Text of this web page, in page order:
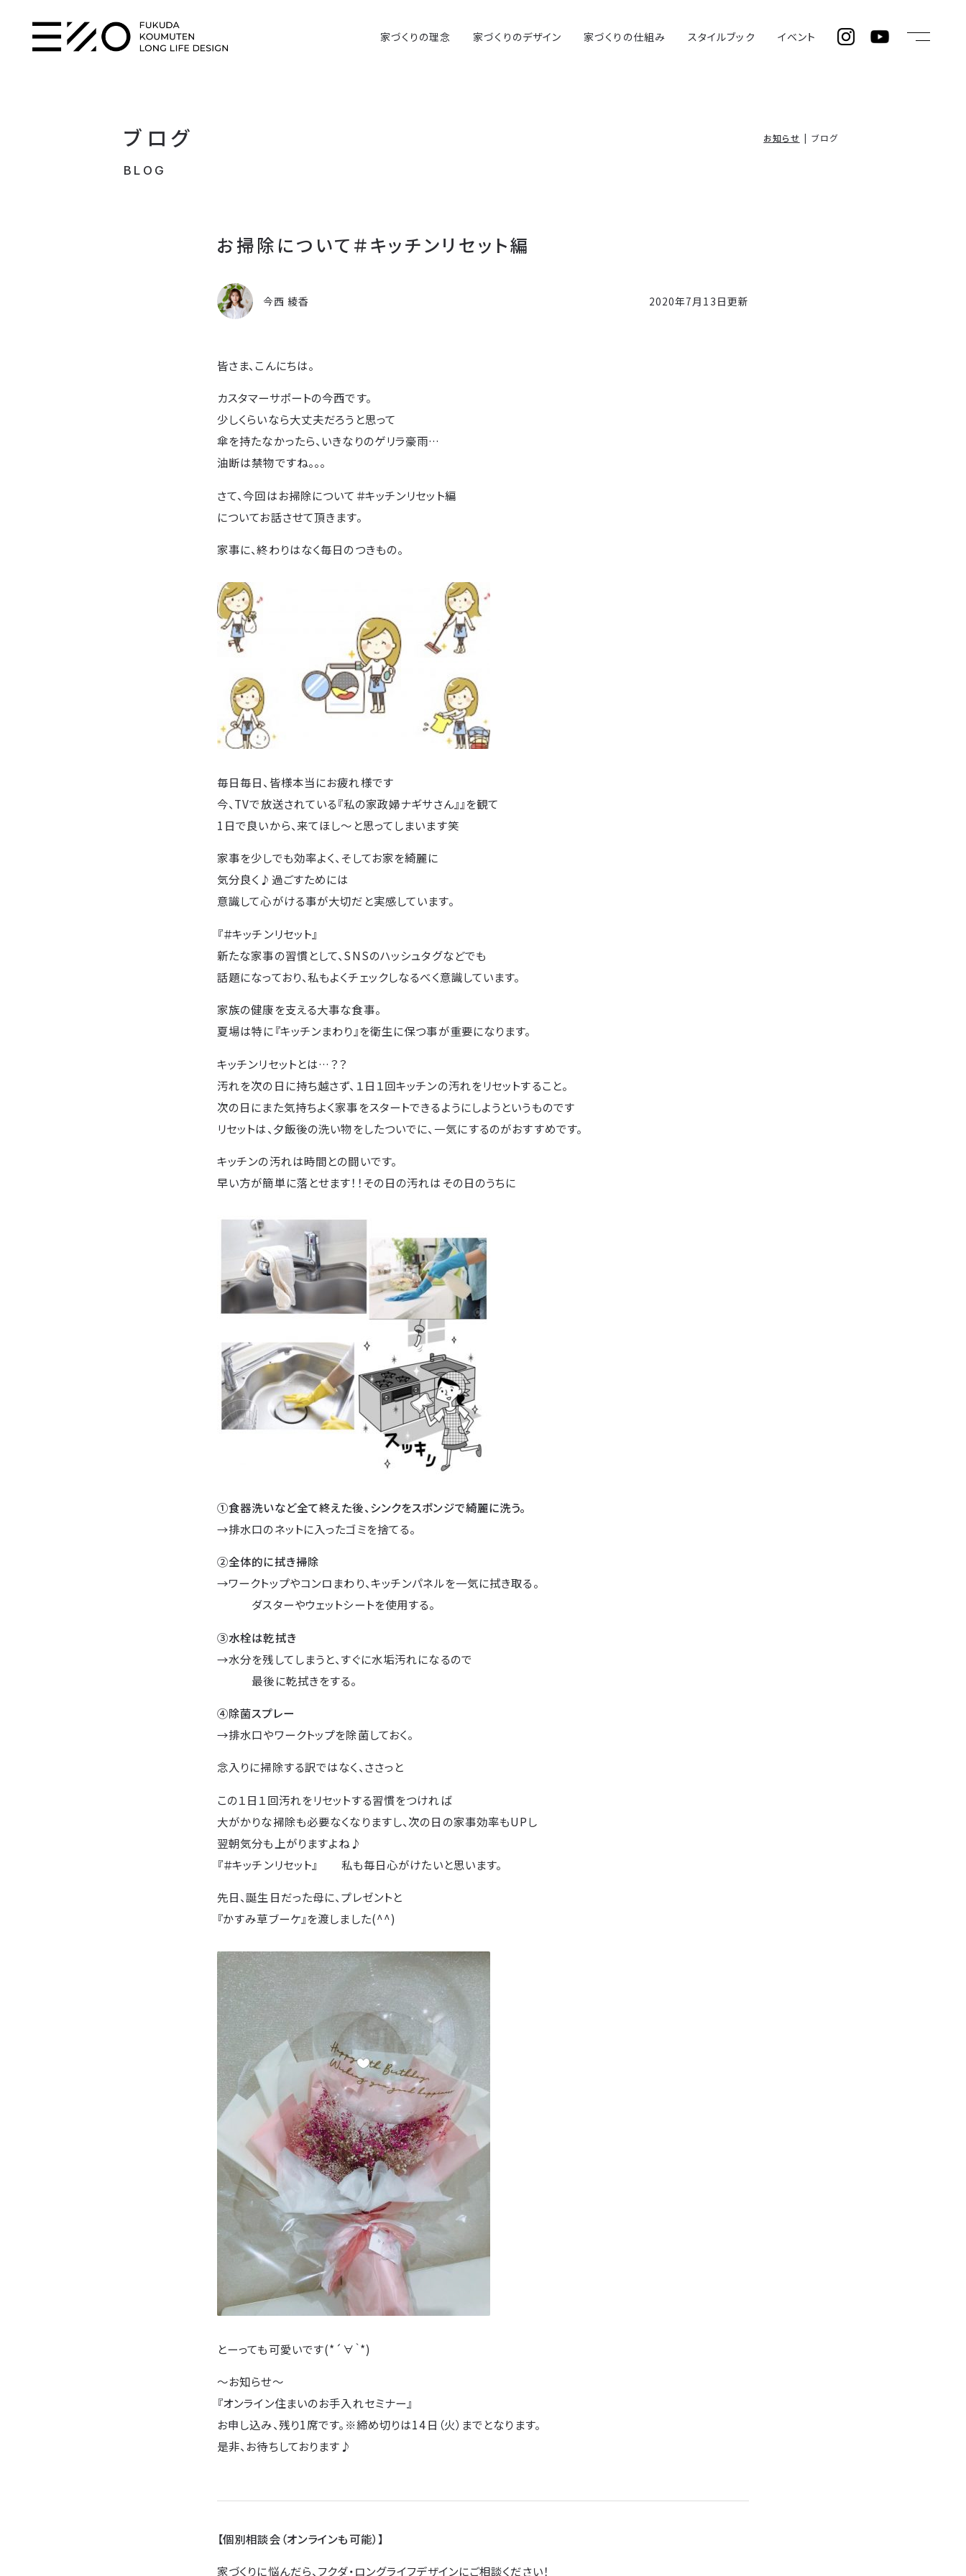
家づくりの理念 家づくりのデザイン 家づくりの仕組み スタイルブック イベント
ブログ
BLOG
お知らせ ブログ
お掃除について＃キッチンリセット編
2020年7月13日更新
今西 綾香
皆さま、こんにちは。
カスタマーサポートの今西です。
少しくらいなら大丈夫だろうと思って
傘を持たなかったら、いきなりのゲリラ豪雨…
油断は禁物ですね。。。
さて、今回はお掃除について＃キッチンリセット編
についてお話させて頂きます。
家事に、終わりはなく毎日のつきもの。
毎日毎日、皆様本当にお疲れ様です
今、TVで放送されている『私の家政婦ナギサさん』』を観て
1日で良いから、来てほし〜と思ってしまいます笑
家事を少しでも効率よく、そしてお家を綺麗に
気分良く♪過ごすためには
意識して心がける事が大切だと実感しています。
『＃キッチンリセット』
新たな家事の習慣として、SNSのハッシュタグなどでも
話題になっており、私もよくチェックしなるべく意識しています。
家族の健康を支える大事な食事。
夏場は特に『キッチンまわり』を衛生に保つ事が重要になります。
キッチンリセットとは…？？
汚れを次の日に持ち越さず、１日１回キッチンの汚れをリセットすること。
次の日にまた気持ちよく家事をスタートできるようにしようというものです
リセットは、夕飯後の洗い物をしたついでに、一気にするのがおすすめです。
キッチンの汚れは時間との闘いです。
早い方が簡単に落とせます！！その日の汚れはその日のうちに
①食器洗いなど全て終えた後、シンクをスポンジで綺麗に洗う。
→排水口のネットに入ったゴミを捨てる。
②全体的に拭き掃除
→ワークトップやコンロまわり、キッチンパネルを一気に拭き取る。
ダスターやウェットシートを使用する。
③水栓は乾拭き
→水分を残してしまうと、すぐに水垢汚れになるので
最後に乾拭きをする。
④除菌スプレー
→排水口やワークトップを除菌しておく。
念入りに掃除する訳ではなく、ささっと
この１日１回汚れをリセットする習慣をつければ
大がかりな掃除も必要なくなりますし、次の日の家事効率もUPし
翌朝気分も上がりますよね♪
『＃キッチンリセット』 私も毎日心がけたいと思います。
先日、誕生日だった母に、プレゼントと
『かすみ草ブーケ』を渡しました(^^)
とーっても可愛いです(*´∀｀*)
〜お知らせ〜
『オンライン住まいのお手入れセミナー』
お申し込み、残り1席です。※締め切りは14日（火）までとなります。
是非、お待ちしております♪
【個別相談会（オンラインも可能）】
家づくりに悩んだら、フクダ・ロングライフデザインにご相談ください！